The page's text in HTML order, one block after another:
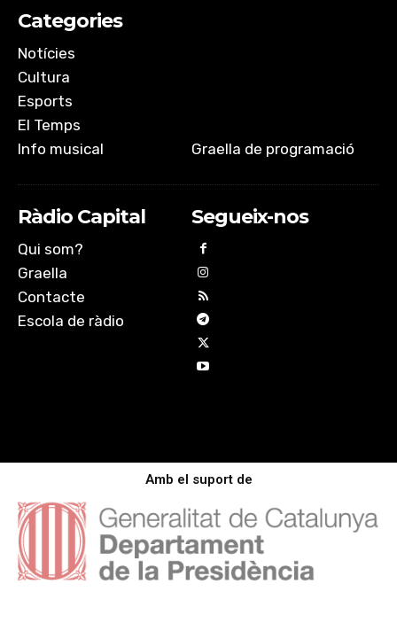
Categories
Notícies
Cultura
Esports
El Temps
Info musical
Graella de programació
Ràdio Capital
Qui som?
Graella
Contacte
Escola de ràdio
Segueix-nos
Amb el suport de